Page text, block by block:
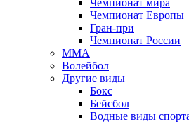
Чемпионат мира
Чемпионат Европы
Гран-при
Чемпионат России
MMA
Волейбол
Другие виды
Бокс
Бейсбол
Водные виды